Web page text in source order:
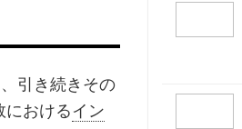
引き続きその
おけるイン